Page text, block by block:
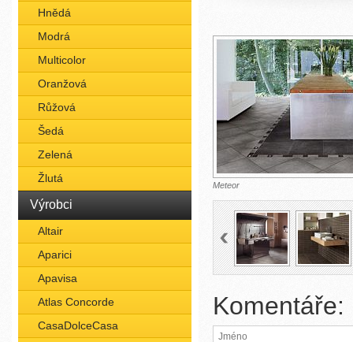
Hnědá
Modrá
Multicolor
Oranžová
Růžová
Šedá
Zelená
Žlutá
Výrobci
Altair
Aparici
Apavisa
Atlas Concorde
CasaDolceCasa
Meteor
Komentáře: